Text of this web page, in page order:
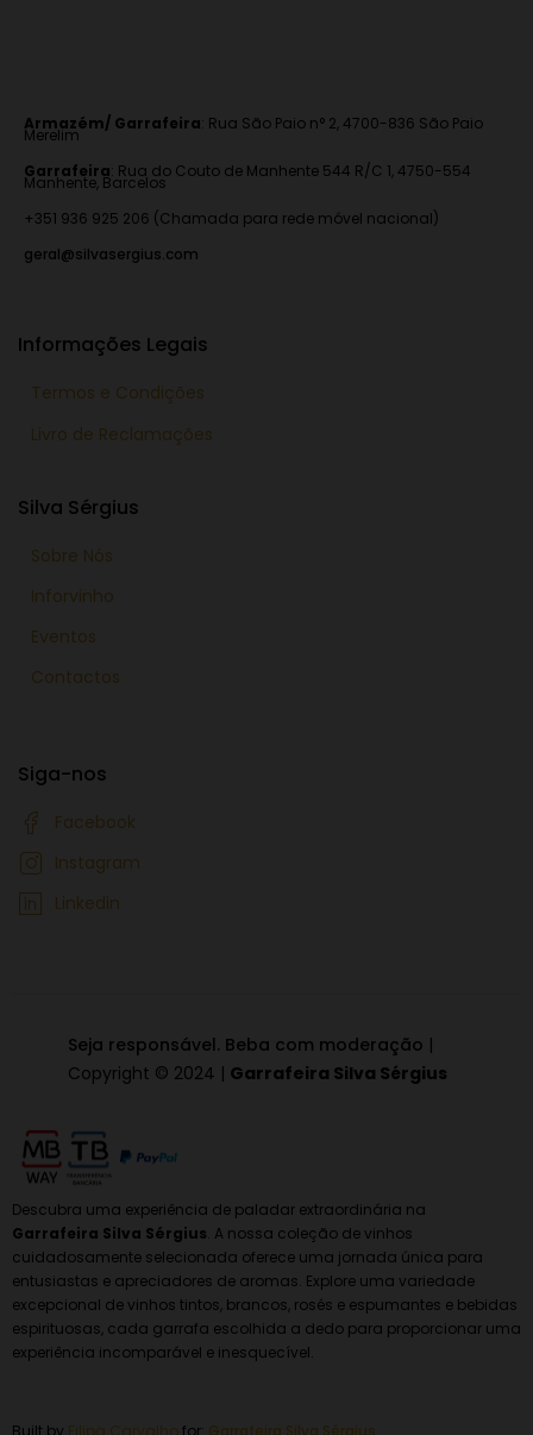
Armazém/ Garrafeira: Rua São Paio n° 2, 4700-836 São Paio
Merelim
Garrafeira: Rua do Couto de Manhente 544 R/C 1, 4750-554
Manhente, Barcelos
+351 936 925 206 (Chamada para rede móvel nacional)
geral@silvasergius.com
Informações Legais
Termos e Condições
Livro de Reclamações
Silva Sérgius
Sobre Nós
Inforvinho
Eventos
Contactos
Siga-nos
Facebook
Instagram
Linkedin
Seja responsável. Beba com moderação |
Copyright © 2024 | Garrafeira Silva Sérgius
Descubra uma experiência de paladar extraordinária na
Garrafeira Silva Sérgius. A nossa coleção de vinhos
cuidadosamente selecionada oferece uma jornada única para
entusiastas e apreciadores de aromas. Explore uma variedade
excepcional de vinhos tintos, brancos, rosés e espumantes e bebidas
espirituosas, cada garrafa escolhida a dedo para proporcionar uma
experiência incomparável e inesquecível.